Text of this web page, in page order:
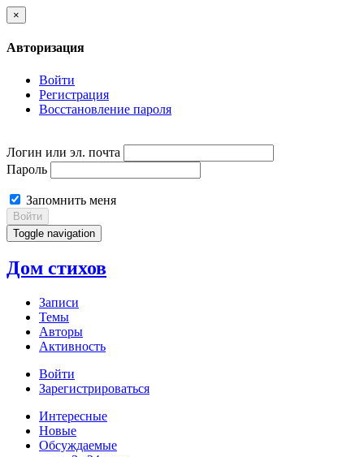
×
Авторизация
Войти
Регистрация
Восстановление пароля
Логин или эл. почта
Пароль
Запомнить меня
Войти
Toggle navigation
Дом стихов
Записи
Темы
Авторы
Активность
Войти
Зарегистрироваться
Интересные
Новые
Обсуждаемые